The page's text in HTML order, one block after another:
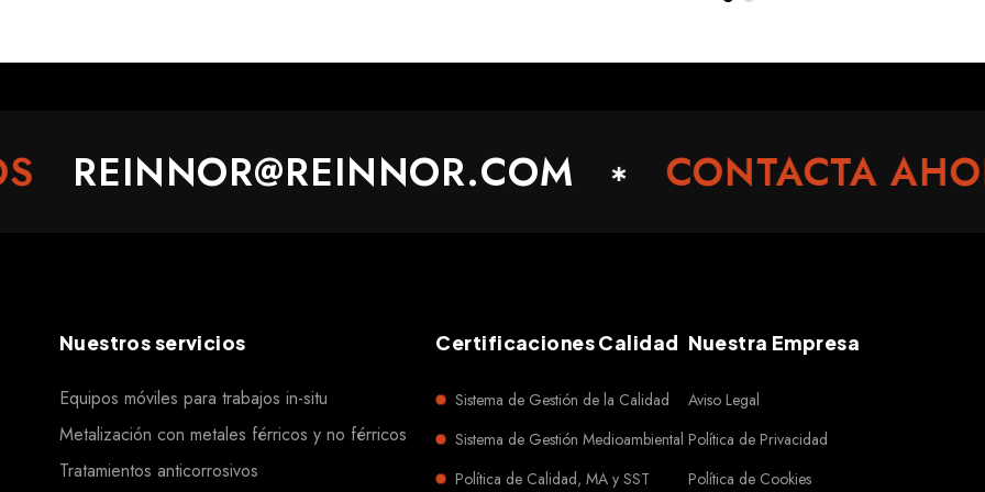
CONTACTA AHORA
Nuestros servicios
Equipos móviles para trabajos in-situ
Metalización con metales férricos y no férricos
Tratamientos anticorrosivos
Certificaciones Calidad
Sistema de Gestión de la Calidad
Sistema de Gestión Medioambiental
Política de Calidad, MA y SST
Nuestra Empresa
Aviso Legal
Política de Privacidad
Política de Cookies